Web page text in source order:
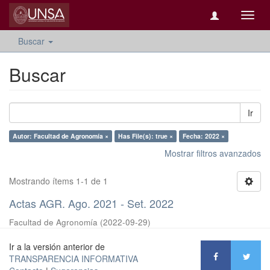
Buscar
Buscar
Ir
Autor: Facultad de Agronomía × Has File(s): true × Fecha: 2022 ×
Mostrar filtros avanzados
Mostrando ítems 1-1 de 1
Actas AGR. Ago. 2021 - Set. 2022
Facultad de Agronomía (2022-09-29)
Ir a la versión anterior de
TRANSPARENCIA INFORMATIVA